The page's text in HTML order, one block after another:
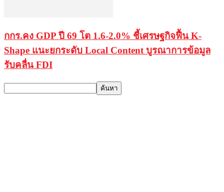
กกร.คง GDP ปี 69 โต 1.6-2.0% ชี้เศรษฐกิจฟื้น K-
Shape แนะยกระดับ Local Content บูรณาการข้อมูล
รับคลื่น FDI